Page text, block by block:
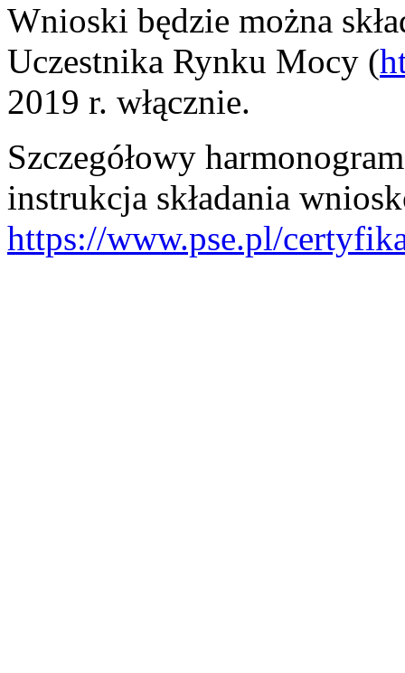
Wnioski będzie można
Uczestnika Rynku Mocy (
2019 r. włącznie.
Szczegółowy
instrukcja składania
https://www.pse.pl/